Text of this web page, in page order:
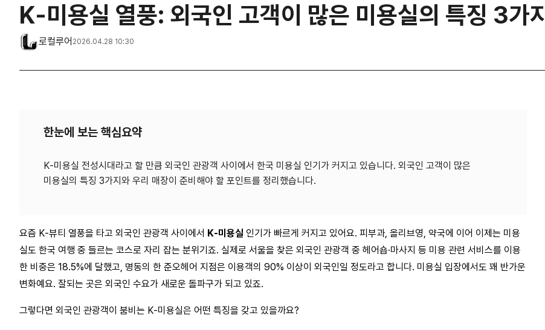
K-미용실 열풍: 외국인 고객이 많은 미용실의 특징 3가지
로컬루어 2026.04.28 10:30
한눈에 보는 핵심요약
K-미용실 전성시대라고 할 만큼 외국인 관광객 사이에서 한국 미용실 인기가 커지고 있습니다. 외국인 고객이 많은
미용실의 특징 3가지와 우리 매장이 준비해야 할 포인트를 정리했습니다.
요즘 K-뷰티 열풍을 타고 외국인 관광객 사이에서 K-미용실 인기가 빠르게 커지고 있어요. 피부과, 올리브영, 약국에 이어 이제는 미용
실도 한국 여행 중 들르는 코스로 자리 잡는 분위기죠. 실제로 서울을 찾은 외국인 관광객 중 헤어숍·마사지 등 미용 관련 서비스를 이용
한 비중은 18.5%에 달했고, 명동의 한 준오헤어 지점은 이용객의 90% 이상이 외국인일 정도라고 합니다. 미용실 입장에서도 꽤 반가운
변화예요. 잘되는 곳은 외국인 수요가 새로운 돌파구가 되고 있죠.
그렇다면 외국인 관광객이 붐비는 K-미용실은 어떤 특징을 갖고 있을까요?